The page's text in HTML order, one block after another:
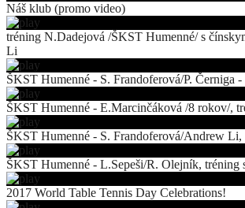
Náš klub (promo video)
tréning N.Dadejová /ŠKST Humenné/ s
Li
ŠKST Humenné - S. Frandoferová/P. Černiga
ŠKST Humenné - E.Marcinčáková /8 rokov/,
ŠKST Humenné - S. Frandoferová/Andrew Li,
ŠKST Humenné - L.Sepeši/R. Olejník, tréning
2017 World Table Tennis Day Celebrations!